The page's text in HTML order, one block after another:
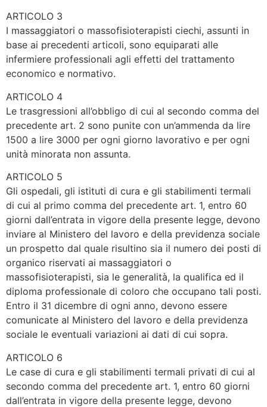
ARTICOLO 3
I massaggiatori o massofisioterapisti ciechi, assunti in
base ai precedenti articoli, sono equiparati alle
infermiere professionali agli effetti del trattamento
economico e normativo.
ARTICOLO 4
Le trasgressioni all’obbligo di cui al secondo comma del
precedente art. 2 sono punite con un’ammenda da lire
1500 a lire 3000 per ogni giorno lavorativo e per ogni
unità minorata non assunta.
ARTICOLO 5
Gli ospedali, gli istituti di cura e gli stabilimenti termali
di cui al primo comma del precedente art. 1, entro 60
giorni dall’entrata in vigore della presente legge, devono
inviare al Ministero del lavoro e della previdenza sociale
un prospetto dal quale risultino sia il numero dei posti di
organico riservati ai massaggiatori o
massofisioterapisti, sia le generalità, la qualifica ed il
diploma professionale di coloro che occupano tali posti.
Entro il 31 dicembre di ogni anno, devono essere
comunicate al Ministero del lavoro e della previdenza
sociale le eventuali variazioni ai dati di cui sopra.
ARTICOLO 6
Le case di cura e gli stabilimenti termali privati di cui al
secondo comma del precedente art. 1, entro 60 giorni
dall’entrata in vigore della presente legge, devono